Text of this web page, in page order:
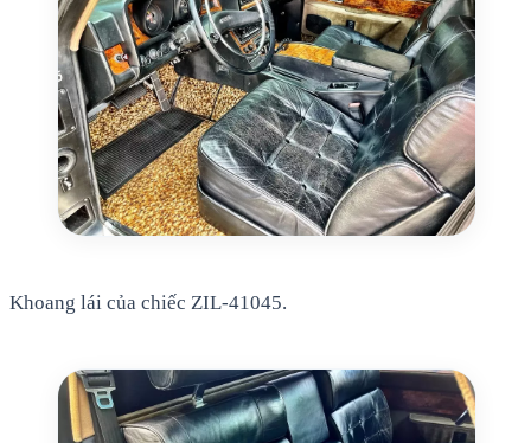
Khoang lái của chiếc ZIL-41045.